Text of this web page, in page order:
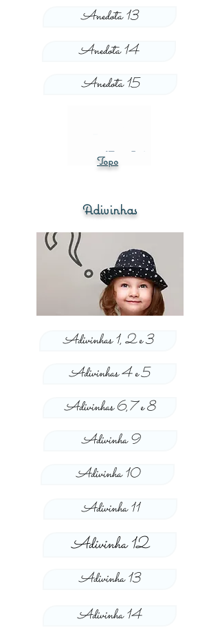
Anedota 13
Anedota 14
Anedota 15
Topo
Adivinhas
Adivinhas 1, 2 e 3
Adivinhas 4 e 5
Adivinhas 6,7 e 8
Adivinha 9
Adivinha 10
Adivinha 11
Adivinha 12
Adivinha 13
Adivinha 14